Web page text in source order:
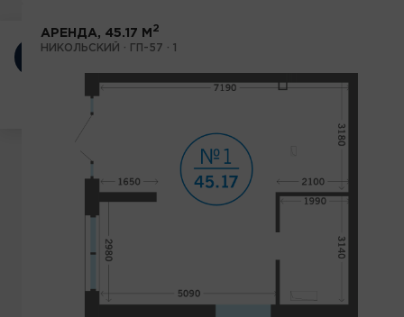
АРЕНДА, 45.17 М 2
НИКОЛЬСКИЙ · ГП-57 · 1